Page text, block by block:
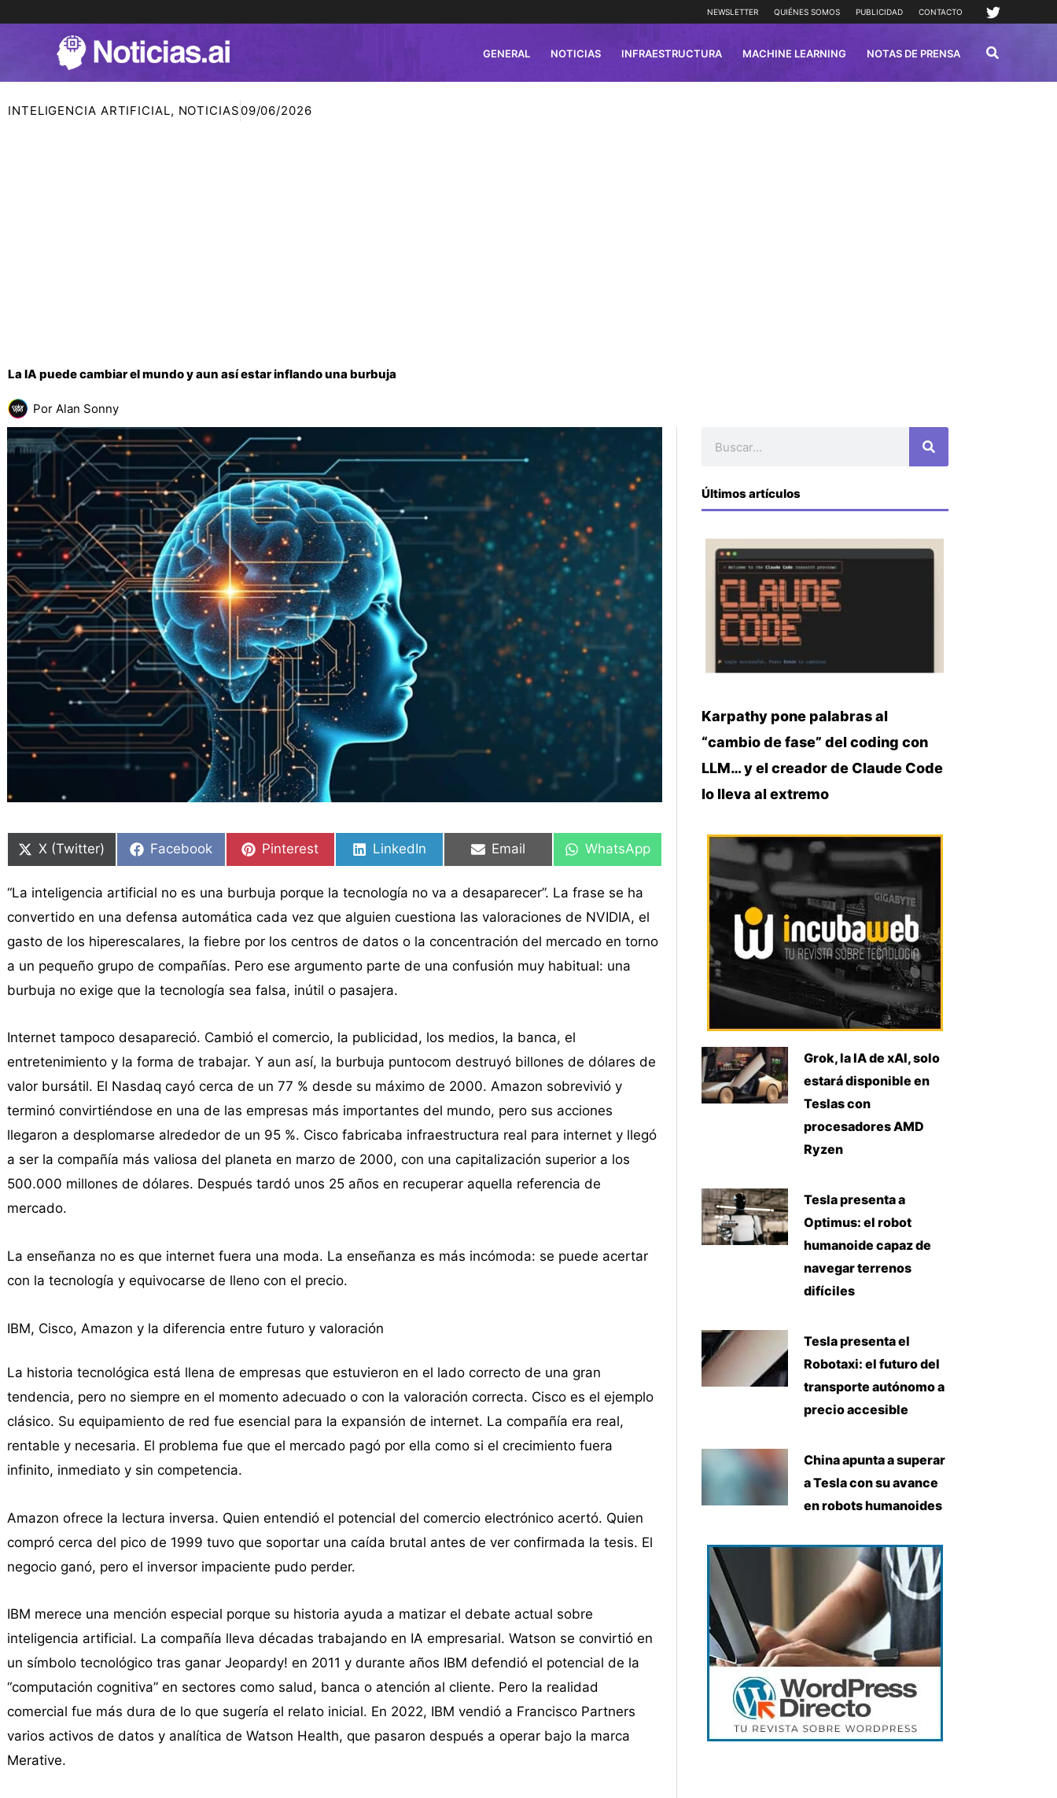
NEWSLETTER QUIÉNES SOMOS PUBLICIDAD CONTACTO
GENERAL NOTICIAS INFRAESTRUCTURA MACHINE LEARNING NOTAS DE PRENSA
INTELIGENCIA ARTIFICIAL, NOTICIAS 09/06/2026
La IA puede cambiar el mundo y aun así estar inflando una burbuja
Por Alan Sonny
en
X (Twitter)
en
Facebook
en
Pinterest
en
LinkedIn
en
Email
en
WhatsApp
“La inteligencia artificial no es una burbuja porque la tecnología no va a desaparecer”. La frase se ha
convertido en una defensa automática cada vez que alguien cuestiona las valoraciones de NVIDIA, el
gasto de los hiperescalares, la fiebre por los centros de datos o la concentración del mercado en torno
a un pequeño grupo de compañías. Pero ese argumento parte de una confusión muy habitual: una
burbuja no exige que la tecnología sea falsa, inútil o pasajera.
Internet tampoco desapareció. Cambió el comercio, la publicidad, los medios, la banca, el
entretenimiento y la forma de trabajar. Y aun así, la burbuja puntocom destruyó billones de dólares de
valor bursátil. El Nasdaq cayó cerca de un 77 % desde su máximo de 2000. Amazon sobrevivió y
terminó convirtiéndose en una de las empresas más importantes del mundo, pero sus acciones
llegaron a desplomarse alrededor de un 95 %. Cisco fabricaba infraestructura real para internet y llegó
a ser la compañía más valiosa del planeta en marzo de 2000, con una capitalización superior a los
500.000 millones de dólares. Después tardó unos 25 años en recuperar aquella referencia de
mercado.
La enseñanza no es que internet fuera una moda. La enseñanza es más incómoda: se puede acertar
con la tecnología y equivocarse de lleno con el precio.
IBM, Cisco, Amazon y la diferencia entre futuro y valoración
La historia tecnológica está llena de empresas que estuvieron en el lado correcto de una gran
tendencia, pero no siempre en el momento adecuado o con la valoración correcta. Cisco es el ejemplo
clásico. Su equipamiento de red fue esencial para la expansión de internet. La compañía era real,
rentable y necesaria. El problema fue que el mercado pagó por ella como si el crecimiento fuera
infinito, inmediato y sin competencia.
Amazon ofrece la lectura inversa. Quien entendió el potencial del comercio electrónico acertó. Quien
compró cerca del pico de 1999 tuvo que soportar una caída brutal antes de ver confirmada la tesis. El
negocio ganó, pero el inversor impaciente pudo perder.
IBM merece una mención especial porque su historia ayuda a matizar el debate actual sobre
inteligencia artificial. La compañía lleva décadas trabajando en IA empresarial. Watson se convirtió en
un símbolo tecnológico tras ganar Jeopardy! en 2011 y durante años IBM defendió el potencial de la
“computación cognitiva” en sectores como salud, banca o atención al cliente. Pero la realidad
comercial fue más dura de lo que sugería el relato inicial. En 2022, IBM vendió a Francisco Partners
varios activos de datos y analítica de Watson Health, que pasaron después a operar bajo la marca
Merative.
en
en
en
en
en
en
Últimos artículos
Karpathy pone palabras al
“cambio de fase” del coding con
LLM… y el creador de Claude Code
lo lleva al extremo
Grok, la IA de xAI, solo
estará disponible en
Teslas con
procesadores AMD
Ryzen
Tesla presenta a
Optimus: el robot
humanoide capaz de
navegar terrenos
difíciles
Tesla presenta el
Robotaxi: el futuro del
transporte autónomo a
precio accesible
China apunta a superar
a Tesla con su avance
en robots humanoides